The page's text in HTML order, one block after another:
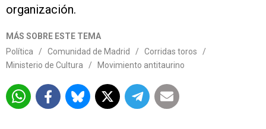
organización.
MÁS SOBRE ESTE TEMA
Política
/ Comunidad de Madrid / Corridas toros
/
Ministerio de Cultura
/ Movimiento antitaurino